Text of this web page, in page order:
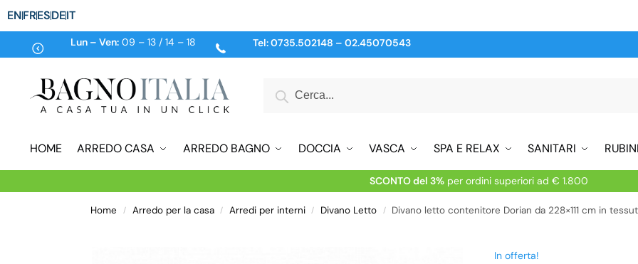
ENFRESDEIT
Lun – Ven:09 – 13 / 14 – 18 Tel:0735.502148 – 02.45070543
HOME ARREDO CASA ARREDO BAGNO DOCCIA VASCA SPA E RELAX SANITARI
SCONTO del 3%per ordini superiori ad € 1.800
Home / Arredo per la casa / Arredi per interni / Divano Letto / Divano letto contenitore Dorian da 228×111 cm in
In offerta!